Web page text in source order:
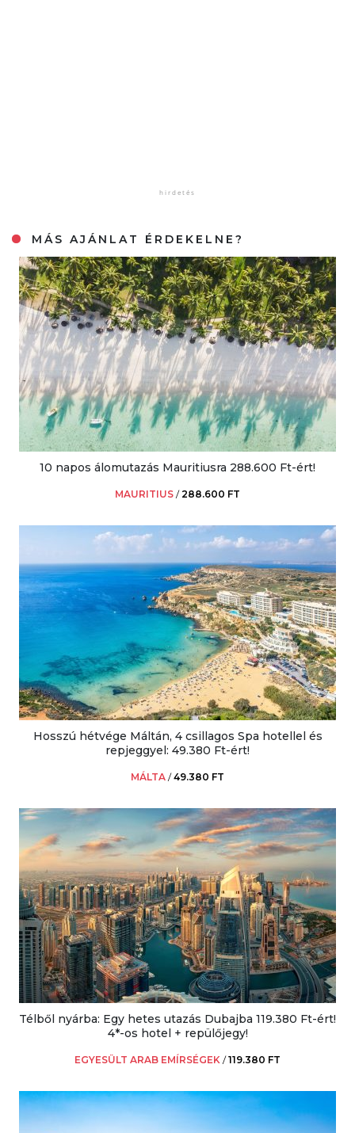
MÁS AJÁNLAT ÉRDEKELNE?
10 napos álomutazás Mauritiusra 288.600 Ft-ért!
MAURITIUS /288.600 FT
Hosszú hétvége Máltán, 4 csillagos Spa hotellel és
repjeggyel: 49.380 Ft-ért!
MÁLTA /49.380 FT
Télből nyárba: Egy hetes utazás Dubajba 119.380 Ft-ért!
4*-os hotel + repülőjegy!
EGYESÜLT ARAB EMÍRSÉGEK /119.380 FT